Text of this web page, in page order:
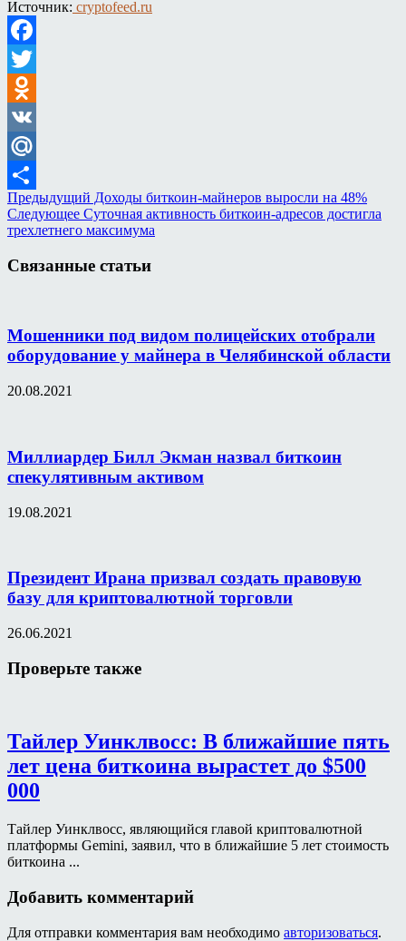
Источник: cryptofeed.ru
Facebook
Twitter
Odnoklassniki
VK
Mail.Ru
Отправить
Предыдущий Доходы биткоин-майнеров выросли на 48%
Следующее Суточная активность биткоин-адресов достигла
трехлетнего максимума
Связанные статьи
Мошенники под видом полицейских отобрали
оборудование у майнера в Челябинской области
20.08.2021
Миллиардер Билл Экман назвал биткоин
спекулятивным активом
19.08.2021
Президент Ирана призвал создать правовую
базу для криптовалютной торговли
26.06.2021
Проверьте также
Тайлер Уинклвосс: В ближайшие пять
лет цена биткоина вырастет до $500
000
Тайлер Уинклвосс, являющийся главой криптовалютной
платформы Gemini, заявил, что в ближайшие 5 лет стоимость
биткоина ...
Добавить комментарий
Для отправки комментария вам необходимо авторизоваться.